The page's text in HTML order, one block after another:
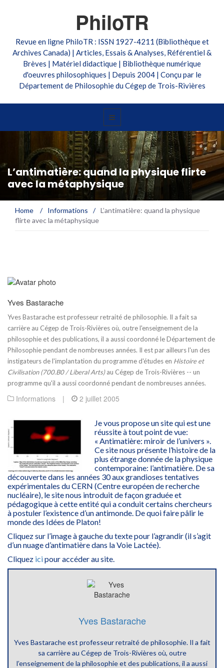
PhiloTR
Revue en ligne PhiloTR : ISSN 1927-4211 (Bibliothèque et
Archives Canada) | Articles, Essais & Analyses, Référentiel &
Brèves | Matériel didactique | Bibliothèque numérique
d'oeuvres philosophiques | Depuis 2004 | Conçu par le
Département de Philosophie du Cégep de Trois-Rivières
L’antimatière: quand la physique flirte
avec la métaphysique
Home / Informations / L’antimatière: quand la physique
flirte avec la métaphysique
Yves Bastarache
Yves Bastarache est professeur retraité de philosophie. Il a fait sa
carrière au Cégep de Trois-Rivières où, outre l'enseignement de la
philosophie et des publications, il a aussi coordonné le Département de
Philosophie pendant de nombreuses années. Il est par ailleurs l'un des
instigateurs de l'implantation du programme d'études en Histoire et
Civilisation (700.B0 / Liberal Arts)au Cégep de Trois-Rivières -- un
programme qu'il a aussi coordonné pendant de nombreuses années.
Informations | 2 juillet 2005
Je vous propose un site qui est une
réussite à tout point de vue:
« Antimatière: miroir de l’univers ».
Ce site nous présente l’histoire de la
plus étrange donnée de la physique
contemporaine: l’antimatière. De sa
découverte dans les années 30 aux grandioses tentatives
expérimentales du CERN (Centre européen de recherche
nucléaire), le site nous introduit de façon graduée et
pédagogique à cette entité qui a conduit certains chercheurs
à postuler l’existence d’un antimonde. De quoi faire pâlir le
monde des Idées de Platon!
Cliquez sur l’image à gauche du texte pour l’agrandir (il s’agit
d’un nuage d’antimatière dans la Voie Lactée).
Cliquez icipour accéder au site.
Yves Bastarache
Yves Bastarache est professeur retraité de philosophie. Il a fait
sa carrière au Cégep de Trois-Rivières où, outre
l’enseignement de la philosophie et des publications, il a aussi